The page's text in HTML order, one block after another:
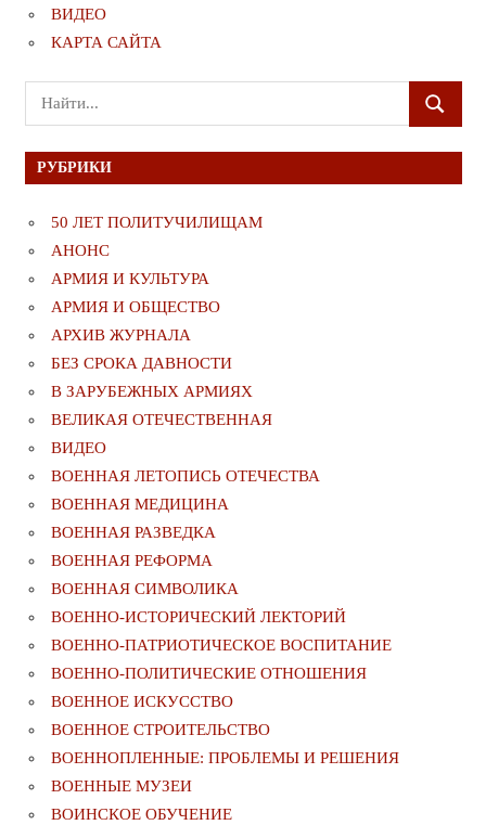
ВИДЕО
КАРТА САЙТА
Поиск
для:
ПОИСК
РУБРИКИ
50 ЛЕТ ПОЛИТУЧИЛИЩАМ
АНОНС
АРМИЯ И КУЛЬТУРА
АРМИЯ И ОБЩЕСТВО
АРХИВ ЖУРНАЛА
БЕЗ СРОКА ДАВНОСТИ
В ЗАРУБЕЖНЫХ АРМИЯХ
ВЕЛИКАЯ ОТЕЧЕСТВЕННАЯ
ВИДЕО
ВОЕННАЯ ЛЕТОПИСЬ ОТЕЧЕСТВА
ВОЕННАЯ МЕДИЦИНА
ВОЕННАЯ РАЗВЕДКА
ВОЕННАЯ РЕФОРМА
ВОЕННАЯ СИМВОЛИКА
ВОЕННО-ИСТОРИЧЕСКИЙ ЛЕКТОРИЙ
ВОЕННО-ПАТРИОТИЧЕСКОЕ ВОСПИТАНИЕ
ВОЕННО-ПОЛИТИЧЕСКИE ОТНОШЕНИЯ
ВОЕННОЕ ИСКУССТВО
ВОЕННОЕ СТРОИТЕЛЬСТВО
ВОЕННОПЛЕННЫЕ: ПРОБЛЕМЫ И РЕШЕНИЯ
ВОЕННЫЕ МУЗЕИ
ВОИНСКОЕ ОБУЧЕНИЕ